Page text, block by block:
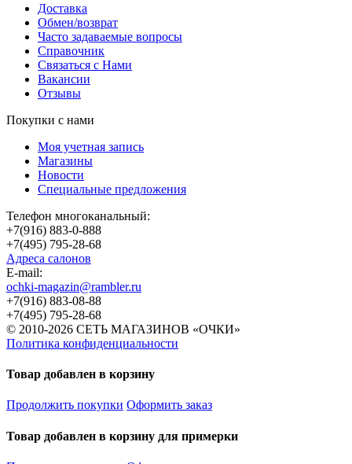
Доставка
Обмен/возврат
Часто задаваемые вопросы
Справочник
Связаться с Нами
Вакансии
Отзывы
Покупки с нами
Моя учетная запись
Магазины
Новости
Специальные предложения
Телефон многоканальный:
+7(916) 883-0-888
+7(495) 795-28-68
Адреса салонов
Е-mail:
ochki-magazin@rambler.ru
+7(916) 883-08-88
+7(495) 795-28-68
© 2010-2026 СЕТЬ МАГАЗИНОВ «ОЧКИ»
Политика конфиденциальности
Товар добавлен в корзину
Продолжить покупки Оформить заказ
Товар добавлен в корзину для примерки